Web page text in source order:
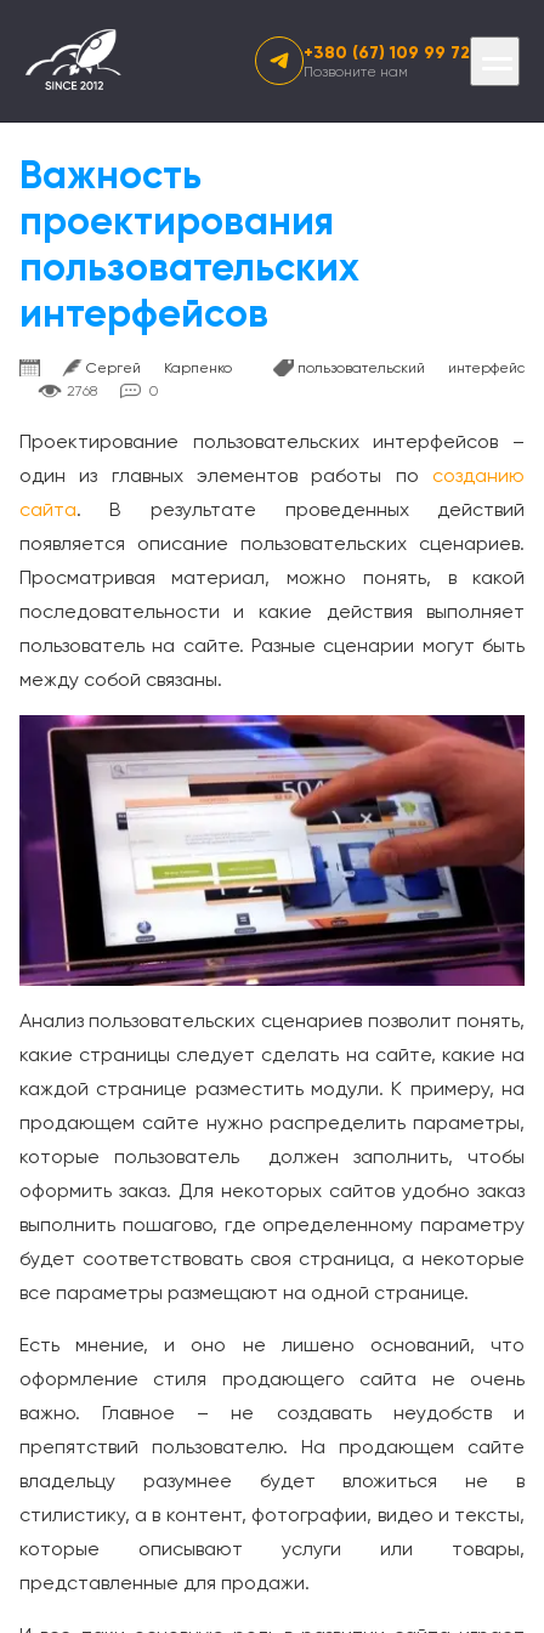
to
Menu
+380 (67) 109 99 72
Позвоните нам
Важность
проектирования
пользовательских
интерфейсов
Сергей Карпенко
пользовательский интерфейс
2768
0
Проектирование пользовательских интерфейсов –
один из главных элементов работы по созданию
сайта. В результате проведенных действий
появляется описание пользовательских сценариев.
Просматривая материал, можно понять, в какой
последовательности и какие действия выполняет
пользователь на сайте. Разные сценарии могут быть
между собой связаны.
Анализ пользовательских сценариев позволит понять,
какие страницы следует сделать на сайте, какие на
каждой странице разместить модули. К примеру, на
продающем сайте нужно распределить параметры,
которые пользователь должен заполнить, чтобы
оформить заказ. Для некоторых сайтов удобно заказ
выполнить пошагово, где определенному параметру
будет соответствовать своя страница, а некоторые
все параметры размещают на одной странице.
Есть мнение, и оно не лишено оснований, что
оформление стиля продающего сайта не очень
важно. Главное – не создавать неудобств и
препятствий пользователю. На продающем сайте
владельцу разумнее будет вложиться не в
стилистику, а в контент, фотографии, видео и тексты,
которые описывают услуги или товары,
представленные для продажи.